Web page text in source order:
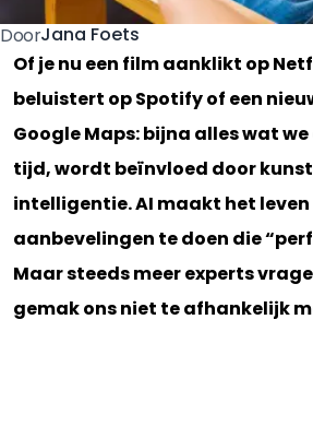
DoorJana Foets
Of je nu een film aanklikt op
beluistert op Spotify of een
Google Maps: bijna alles wat
tijd, wordt beïnvloed door
intelligentie. AI maakt het
aanbevelingen te doen die
Maar steeds meer experts
gemak ons niet te afhankelijk